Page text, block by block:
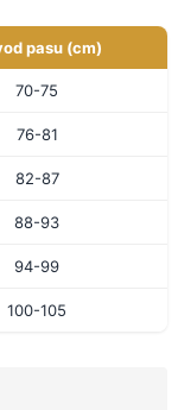
pasu (cm)
70-75
76-81
82-87
88-93
94-99
100-105